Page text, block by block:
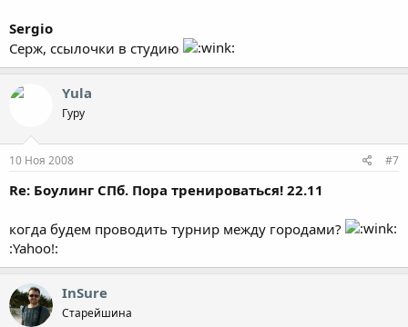
Sergio
Серж, ссылочки в студию
Yula
Гуру
10 Ноя 2008 #7
Re: Боулинг СПб. Пора тренироваться! 22.11
когда будем проводить турнир между городами?
:Yahoo!:
InSure
Старейшина